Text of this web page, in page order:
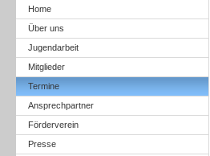
Home
Über uns
Jugendarbeit
Mitglieder
Termine
Ansprechpartner
Förderverein
Presse